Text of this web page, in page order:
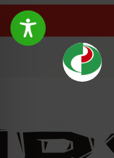
Przejdź
do